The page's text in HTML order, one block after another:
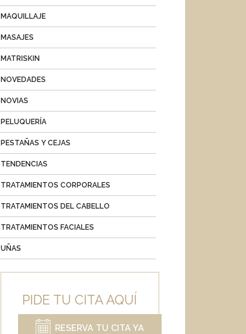
MAQUILLAJE
MASAJES
MATRISKIN
NOVEDADES
NOVIAS
PELUQUERÍA
PESTAÑAS Y CEJAS
TENDENCIAS
TRATAMIENTOS CORPORALES
TRATAMIENTOS DEL CABELLO
TRATAMIENTOS FACIALES
UÑAS
PIDE TU CITA AQUÍ
RESERVA TU CITA YA